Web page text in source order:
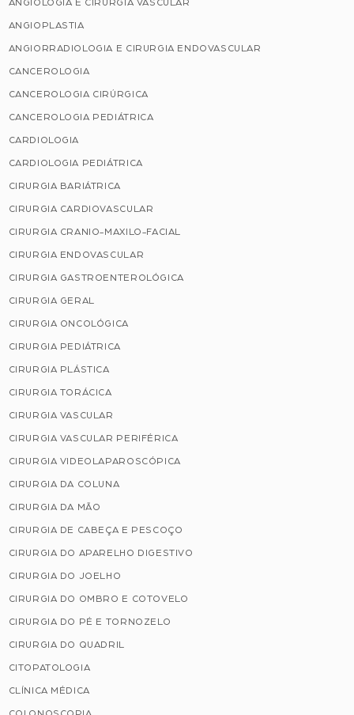
ANGIOLOGIA E CIRURGIA VASCULAR
ANGIOPLASTIA
ANGIORRADIOLOGIA E CIRURGIA ENDOVASCULAR
CANCEROLOGIA
CANCEROLOGIA CIRÚRGICA
CANCEROLOGIA PEDIÁTRICA
CARDIOLOGIA
CARDIOLOGIA PEDIÁTRICA
CIRURGIA BARIÁTRICA
CIRURGIA CARDIOVASCULAR
CIRURGIA CRANIO-MAXILO-FACIAL
CIRURGIA ENDOVASCULAR
CIRURGIA GASTROENTEROLÓGICA
CIRURGIA GERAL
CIRURGIA ONCOLÓGICA
CIRURGIA PEDIÁTRICA
CIRURGIA PLÁSTICA
CIRURGIA TORÁCICA
CIRURGIA VASCULAR
CIRURGIA VASCULAR PERIFÉRICA
CIRURGIA VIDEOLAPAROSCÓPICA
CIRURGIA DA COLUNA
CIRURGIA DA MÃO
CIRURGIA DE CABEÇA E PESCOÇO
CIRURGIA DO APARELHO DIGESTIVO
CIRURGIA DO JOELHO
CIRURGIA DO OMBRO E COTOVELO
CIRURGIA DO PÉ E TORNOZELO
CIRURGIA DO QUADRIL
CITOPATOLOGIA
CLÍNICA MÉDICA